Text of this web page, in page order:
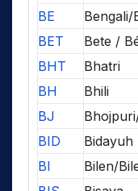
BE
Bengali/
BET
Bete /
BHT
Bhatri
BH
Bhili
BJ
BID
Bidayuh
BI
Bilen/